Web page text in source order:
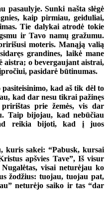
pasaulyje. Sunki našta slėgė
kaip pirmiau, geiduliai,
Tie dalykai atrodė tokie
ir Tavo namų gražumu.
moteris. Manąją valią
grandines, laikė mane
aistra; o bevergaujant aistrai,
pasidarė būtinumas.
kad aš tik dėl to
kad dar nesu tikrai pažinęs
prie žemės, vis dar
Taip bijojau, kad nebūčiau
reikia bijoti, kad į juos
kuris sakei: “Pabusk, kursai
apšvies Tave”, Iš visur
visai neturėjau ko
žodžius: tuojau, tuojau pat,
neturėjo saiko ir tas “dar